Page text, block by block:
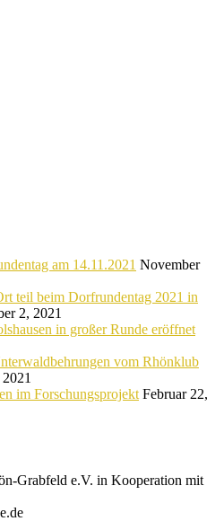
am 14.11.2021 November
teil beim Dorfrundentag 2021 in
2, 2021
in großer Runde eröffnet
vom Rhönklub
im Forschungsprojekt Februar 22,
Grabfeld e.V. in Kooperation mit